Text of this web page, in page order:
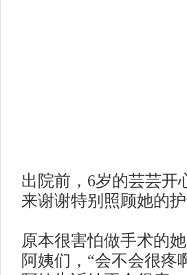
出院前， 6岁的芸芸开
来谢谢特别照顾她的护
原本很害怕做手术的
阿姨们， “会不会很疼